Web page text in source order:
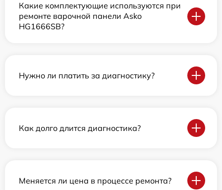
Какие комплектующие используются при
ремонте варочной панели Asko
HG1666SB?
Нужно ли платить за диагностику?
Как долго длится диагностика?
Меняется ли цена в процессе ремонта?